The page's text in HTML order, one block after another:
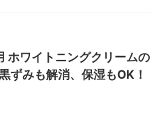
ホワイトニングクリームの
ずみも解消、保湿もOK！